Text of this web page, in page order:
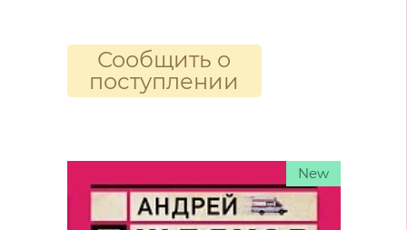
Сообщить о
поступлении
New